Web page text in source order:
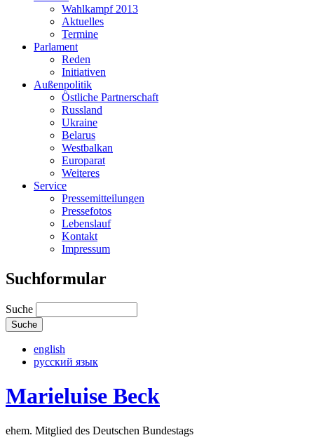
Wahlkampf 2013
Aktuelles
Termine
Parlament
Reden
Initiativen
Außenpolitik
Östliche Partnerschaft
Russland
Ukraine
Belarus
Westbalkan
Europarat
Weiteres
Service
Pressemitteilungen
Pressefotos
Lebenslauf
Kontakt
Impressum
Suchformular
Suche
english
русский язык
Marieluise Beck
ehem. Mitglied des Deutschen Bundestags